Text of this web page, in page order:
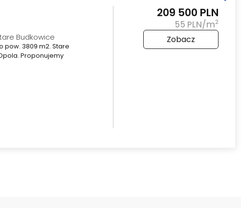
Budkowice
pow. 3809 m2. Stare
Proponujemy
209 500 PLN
55 PLN/m2
Zobacz